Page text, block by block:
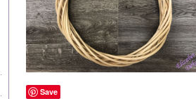
Save